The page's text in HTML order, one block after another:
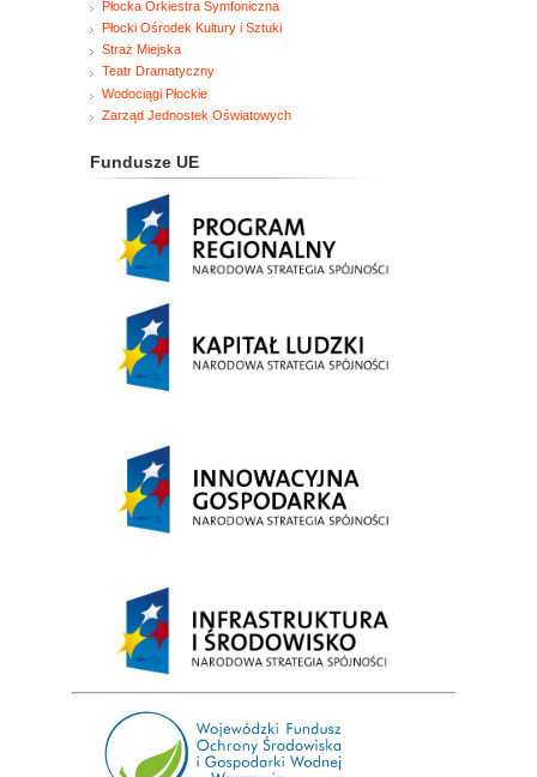
Płocka Orkiestra Symfoniczna
Płocki Ośrodek Kultury i Sztuki
Straż Miejska
Teatr Dramatyczny
Wodociągi Płockie
Zarząd Jednostek Oświatowych
Fundusze UE